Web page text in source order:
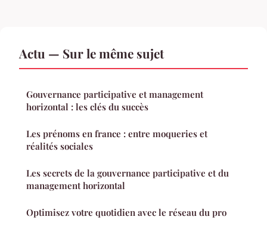
Actu — Sur le même sujet
Gouvernance participative et management
horizontal : les clés du succès
Les prénoms en france : entre moqueries et
réalités sociales
Les secrets de la gouvernance participative et du
management horizontal
Optimisez votre quotidien avec le réseau du pro